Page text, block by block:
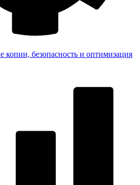
копии, безопасность и оптимизация